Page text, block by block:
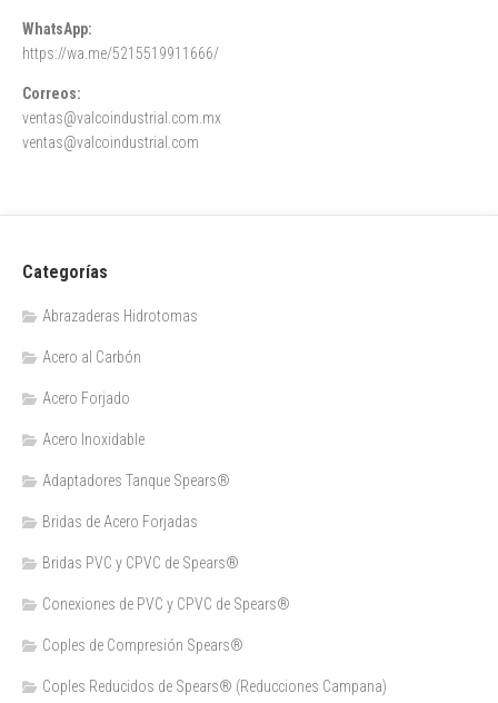
WhatsApp:
https://wa.me/5215519911666/
Correos:
ventas@valcoindustrial.com.mx
ventas@valcoindustrial.com
Categorías
Abrazaderas Hidrotomas
Acero al Carbón
Acero Forjado
Acero Inoxidable
Adaptadores Tanque Spears®
Bridas de Acero Forjadas
Bridas PVC y CPVC de Spears®
Conexiones de PVC y CPVC de Spears®
Coples de Compresión Spears®
Coples Reducidos de Spears® (Reducciones Campana)